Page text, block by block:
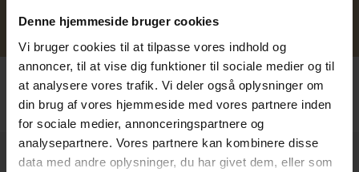
Denne hjemmeside bruger cookies
Vi bruger cookies til at tilpasse vores indhold og
annoncer, til at vise dig funktioner til sociale medier og til
at analysere vores trafik. Vi deler også oplysninger om
din brug af vores hjemmeside med vores partnere inden
for sociale medier, annonceringspartnere og
analysepartnere. Vores partnere kan kombinere disse
data med andre oplysninger, du har givet dem, eller som
Personlig kundeservice
Reparation af smykker og
Følg os
Kontakt